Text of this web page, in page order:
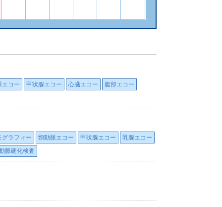
エコー 甲状腺エコー 心臓エコー 腹部エコー
グラフィー 頸動脈エコー 甲状腺エコー
乳腺エコー
脈硬化検査